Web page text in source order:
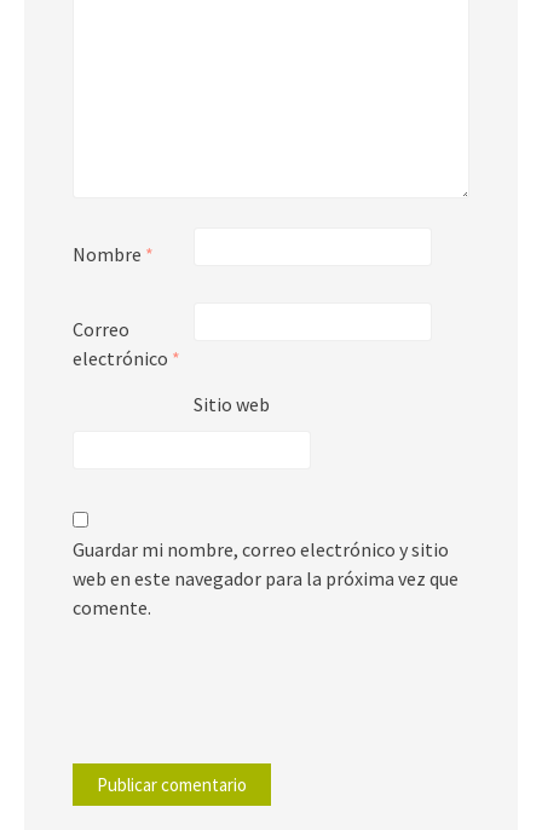
Nombre *
Correo
electrónico *
Sitio web
Guardar mi nombre, correo electrónico y sitio
web en este navegador para la próxima vez que
comente.